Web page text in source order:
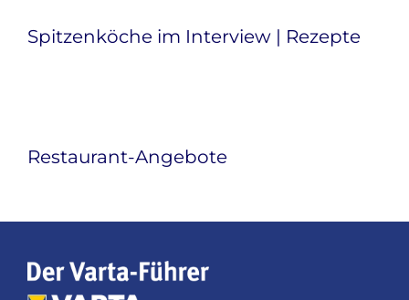
Spitzenköche im Interview | Rezepte
Restaurant-Angebote